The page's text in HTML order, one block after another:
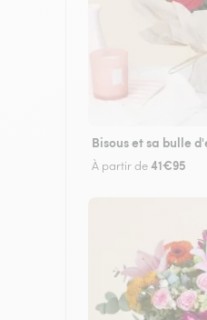
Bisous et sa bulle
À partir de41€95